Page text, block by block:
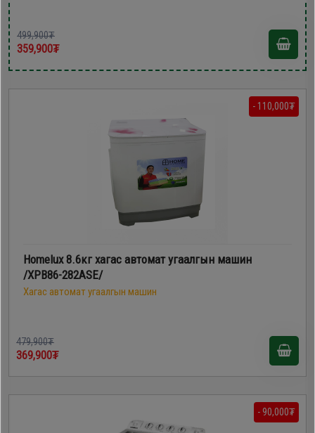
499,900₮
359,900₮
- 110,000₮
Homelux 8.6кг хагас автомат угаалгын машин
/XPB86-282ASE/
Хагас автомат угаалгын машин
479,900₮
369,900₮
- 90,000₮